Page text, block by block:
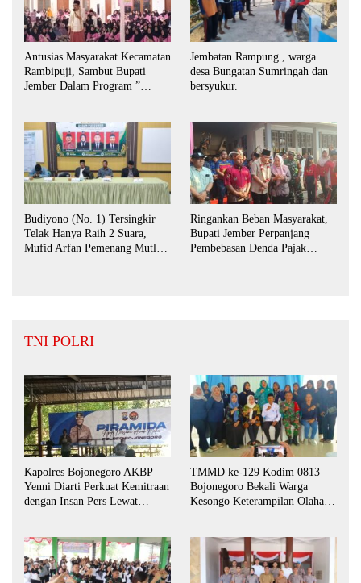
Antusias Masyarakat Kecamatan
Rambipuji, Sambut Bupati
Jember Dalam Program ”
Jembatan Rampung , warga
desa Bungatan Sumringah dan
bersyukur.
Budiyono (No. 1) Tersingkir
Telak Hanya Raih 2 Suara,
Mufid Arfan Pemenang Mutlak
Ringankan Beban Masyarakat,
Bupati Jember Perpanjang
Pembebasan Denda Pajak
TNI POLRI
Kapolres Bojonegoro AKBP
Yenni Diarti Perkuat Kemitraan
dengan Insan Pers Lewat
TMMD ke-129 Kodim 0813
Bojonegoro Bekali Warga
Kesongo Keterampilan Olahan